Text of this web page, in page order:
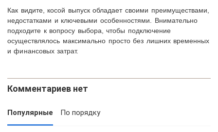
Как видите, косой выпуск обладает своими преимуществами,
недостатками и ключевыми особенностями. Внимательно
подходите к вопросу выбора, чтобы подключение
осуществлялось максимально просто без лишних временных
и финансовых затрат.
Комментариев нет
Популярные По порядку